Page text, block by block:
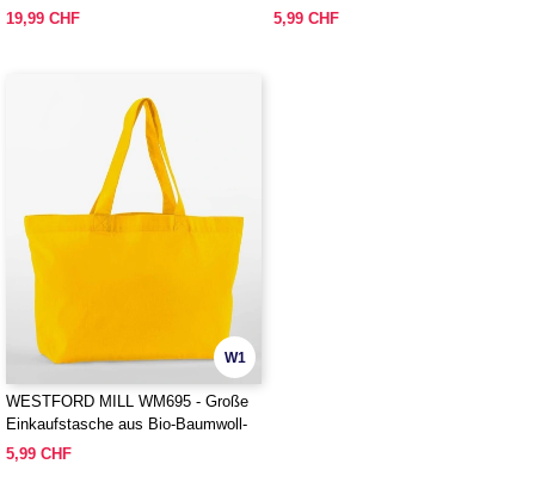
19,99 CHF
5,99 CHF
W1
WESTFORD MILL WM695 - Große
Einkaufstasche aus Bio-Baumwoll-
Twill
5,99 CHF